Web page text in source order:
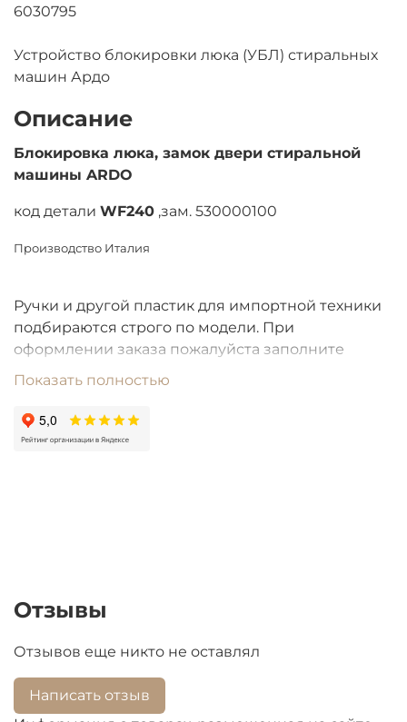
6030795
Устройство блокировки люка (УБЛ) стиральных
машин Ардо
Описание
Блокировка люка, замок двери стиральной
машины ARDO
код детали WF240 ,зам. 530000100
Производство Италия
Ручки и другой пластик для импортной техники
подбираются строго по модели. При
оформлении заказа пожалуйста заполните
строку "модель". Цены на товары со сроком
перерасчету из-за высокой волатильности
валют.
Показать полностью
Отзывы
Отзывов еще никто не оставлял
Написать отзыв